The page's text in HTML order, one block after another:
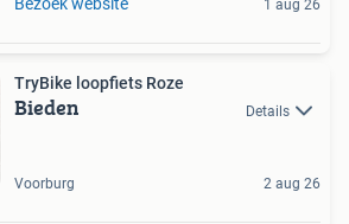
Bezoek website 1 aug 26
TryBike loopfiets Roze
Bieden Details
Voorburg 2 aug 26